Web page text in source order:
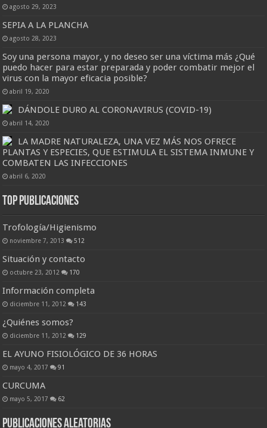
agosto 29, 2023
SEPIA A LA PLANCHA
agosto 28, 2023
Soy una persona mayor, y no deseo ser una víctima más ¿Qué
puedo hacer para estar preparada y poder combatir mejor el
virus con la mayor eficacia posible?
abril 19, 2020
DÁNDOLE DURO AL CORONAVIRUS (COVID-19)
abril 14, 2020
LA MADRE NATURALEZA, UNA VEZ MÁS NOS OFRECE
PLANTAS Y ESPECIES, QUE ESTIMULA EL SISTEMA INMUNE Y
COMBATEN LAS INFECCIONES
abril 6, 2020
Top Publicaciones
Trofología/Higienismo
noviembre 7, 2013 512
Situación y contacto
octubre 23, 2012 170
Información completa
diciembre 11, 2012 143
¿Quiénes somos?
diciembre 11, 2012 129
EL AYUNO FISIOLÓGICO DE 36 HORAS
mayo 4, 2017 91
CURCUMA
mayo 5, 2017 62
Publicaciones Aleatorias